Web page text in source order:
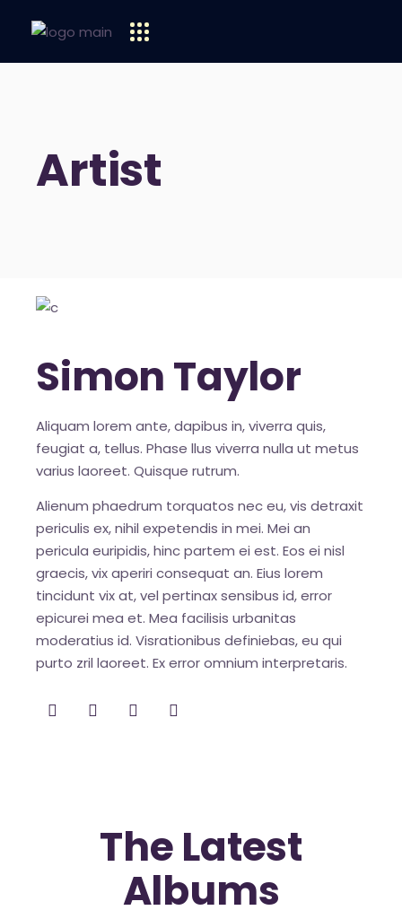
Artist
Simon Taylor
Aliquam lorem ante, dapibus in, viverra quis,
feugiat a, tellus. Phase llus viverra nulla ut metus
varius laoreet. Quisque rutrum.
Alienum phaedrum torquatos nec eu, vis detraxit
periculis ex, nihil expetendis in mei. Mei an
pericula euripidis, hinc partem ei est. Eos ei nisl
graecis, vix aperiri consequat an. Eius lorem
tincidunt vix at, vel pertinax sensibus id, error
epicurei mea et. Mea facilisis urbanitas
moderatius id. Visrationibus definiebas, eu qui
purto zril laoreet. Ex error omnium interpretaris.
The Latest
Albums